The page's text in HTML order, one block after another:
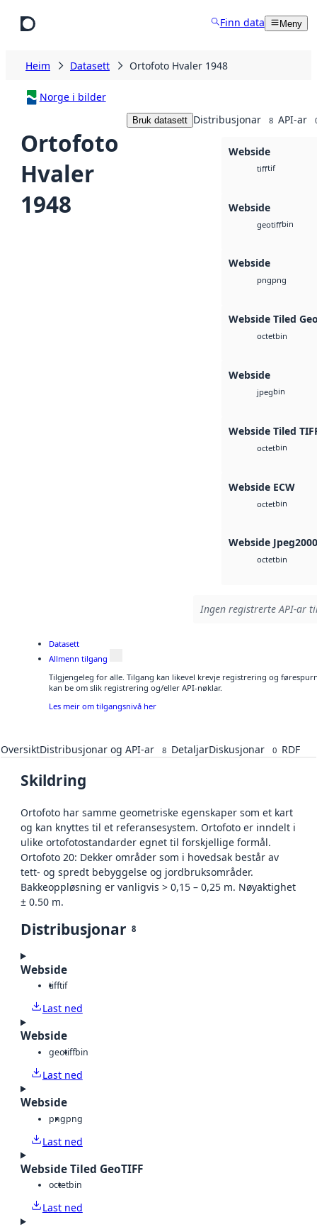
Finn data Meny
Heim Datasett Ortofoto Hvaler 1948
Norge i bilder
Ortofoto
Hvaler
1948
Bruk datasett Distribusjonar 8 API-ar
Webside
tifftif
Webside
geotiffbin
Webside
pngpng
Webside Tiled
octetbin
Webside
jpegbin
Webside Tiled
octetbin
Webside ECW
octetbin
Webside Jpeg2000
octetbin
Ingen registrerte API-ar
Datasett
Allmenn tilgang
Tilgjengeleg for alle. Tilgang kan likevel krevje registrering og
kan be om slik registrering og/eller API-nøklar.
Les meir om tilgangsnivå her
OversiktDistribusjonar og API-ar 8 DetaljarDiskusjonar 0 RDF
Skildring
Ortofoto har samme geometriske egenskaper som et kart
og kan knyttes til et referansesystem. Ortofoto er inndelt i
ulike ortofotostandarder egnet til forskjellige formål.
Ortofoto 20: Dekker områder som i hovedsak består av
tett- og spredt bebyggelse og jordbruksområder.
Bakkeoppløsning er vanligvis > 0,15 – 0,25 m. Nøyaktighet
± 0.50 m.
Distribusjonar 8
Webside
tifftif
Last ned
Webside
geotiffbin
Last ned
Webside
pngpng
Last ned
Webside Tiled GeoTIFF
octetbin
Last ned